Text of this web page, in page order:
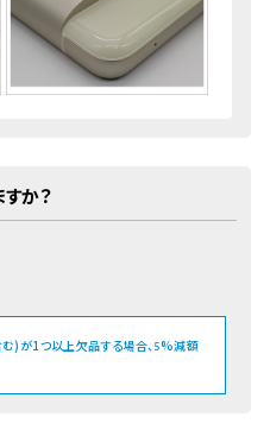
か？
)が1つ以上欠品する場合、 5%減額